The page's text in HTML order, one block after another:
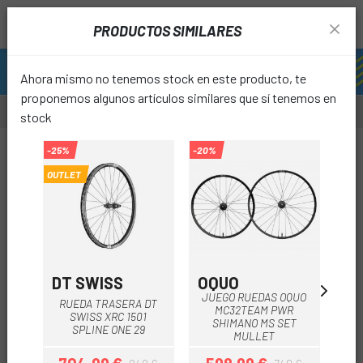
PRODUCTOS SIMILARES
Ahora mismo no tenemos stock en este producto, te
proponemos algunos artículos similares que sí tenemos en
stock
-25%
OUTLET
DT SWISS
RUEDA TRASERA DT
SWISS XRC 1501
SPLINE ONE 29
-20%
OQUO
JUEGO RUEDAS OQUO
MC32TEAM PWR
SHIMANO MS SET
MULLET